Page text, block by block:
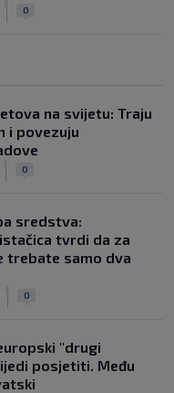
0
na svijetu: Traju
i povezuju
0
sredstva:
tvrdi da za
trebate samo dva
0
"drugi
posjetiti. Među